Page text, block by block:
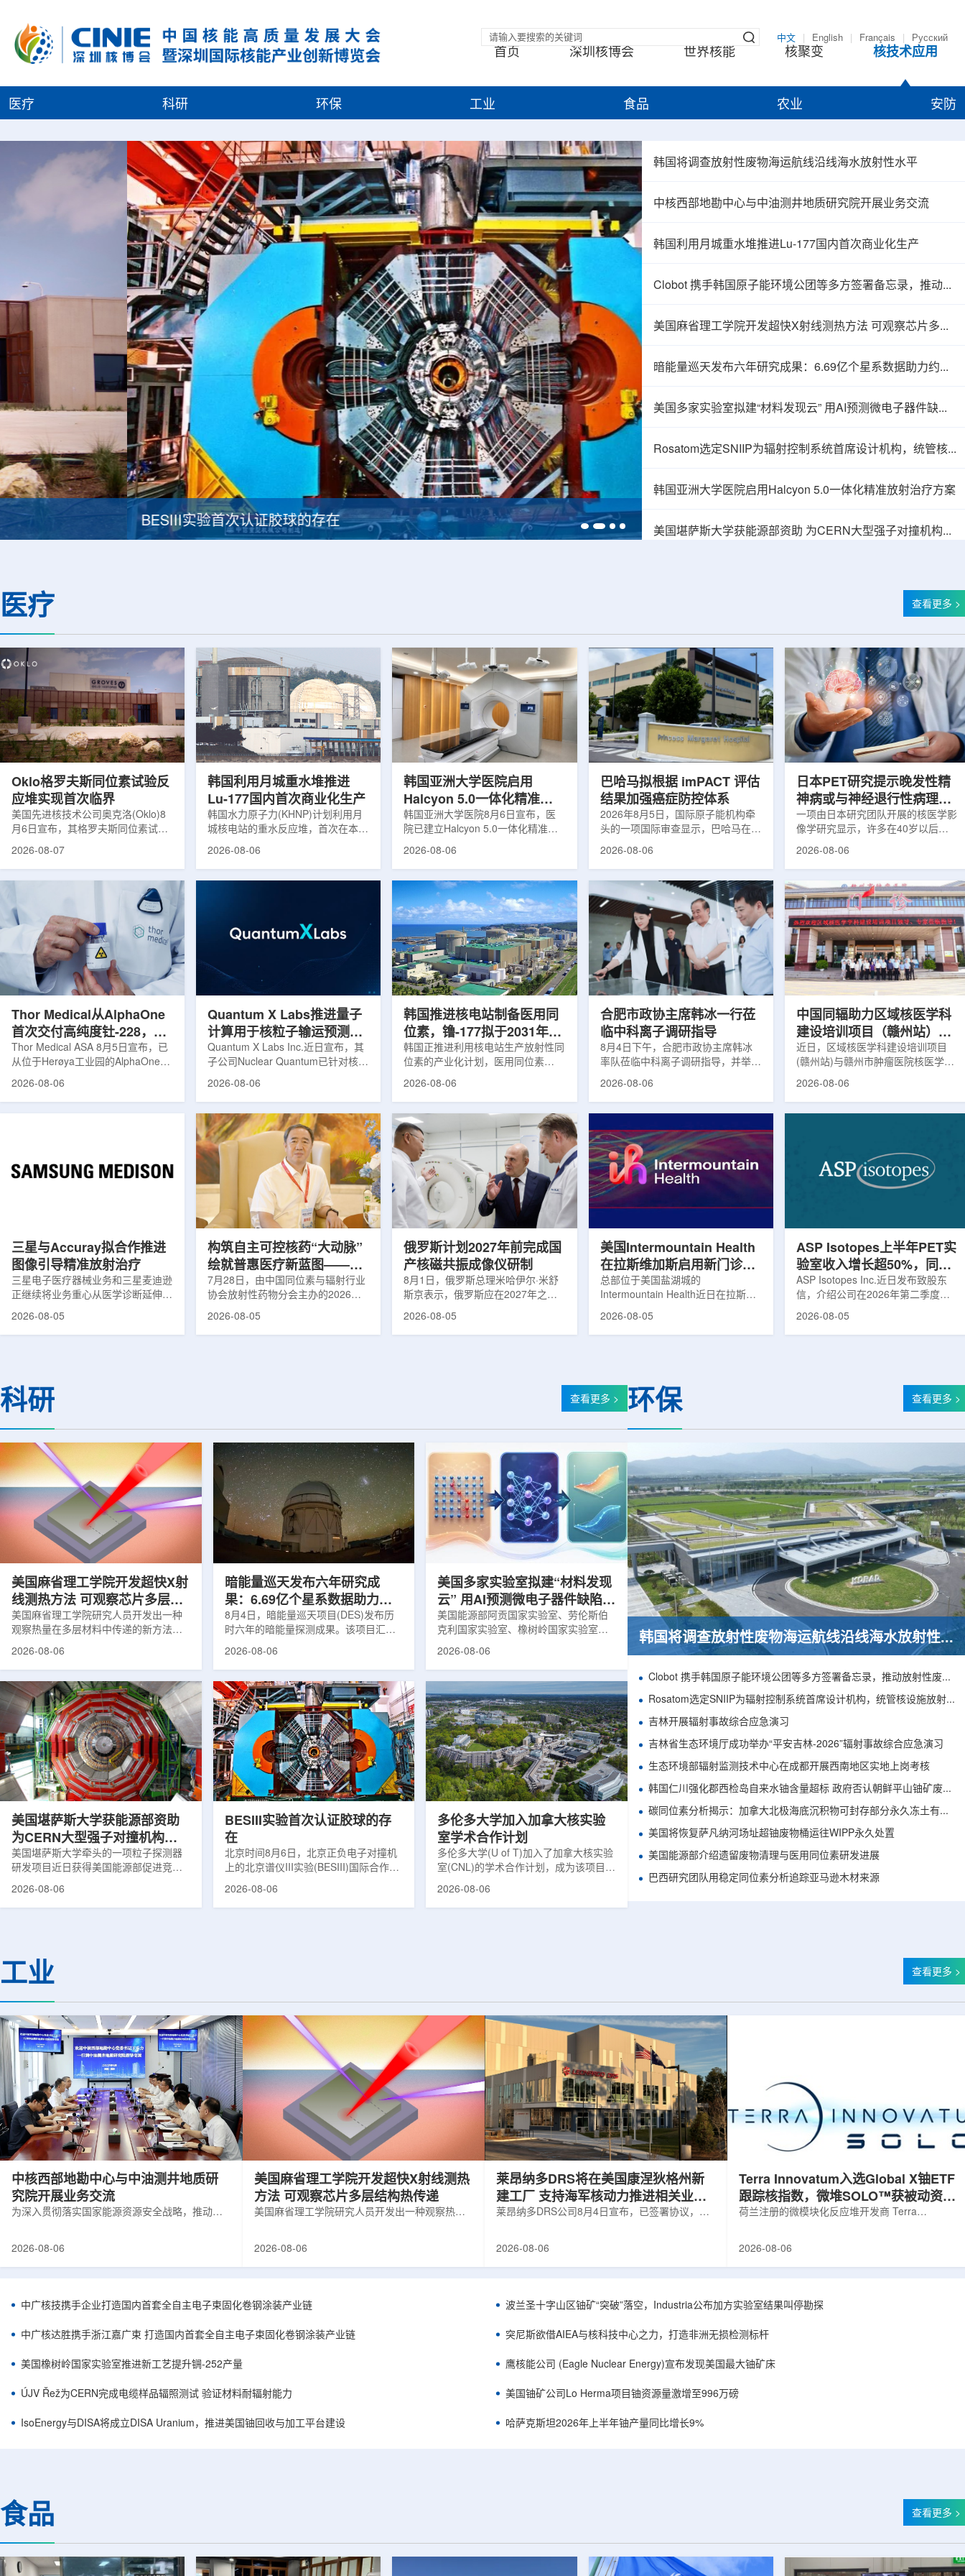
中文 English Français Русский
首页 深圳核博会 世界核能 核聚变 核技术应用
医疗 科研 环保 工业 食品 农业 安防
BESIII实验首次认证胶球的存在 Thor Medical从AlphaOne首次交付高纯度钍-
韩国将调查放射性废物海运航线沿线海水放射性水平
中核西部地勘中心与中油测井地质研究院开展业务交流
韩国利用月城重水堆推进Lu-177国内首次商业化生产
Clobot 携手韩国原子能环境公团等多方签署备忘录，推动放射性废物安全管理多机型机器人示范
美国麻省理工学院开发超快X射线测热方法 可观察芯片多层结构热传递
暗能量巡天发布六年研究成果：6.69亿个星系数据助力约束宇宙加速膨胀
美国多家实验室拟建“材料发现云” 用AI预测微电子器件缺陷影响
Rosatom选定SNIIP为辐射控制系统首席设计机构，统管核设施放射仪表标准化与进口替代保障
韩国亚洲大学医院启用Halcyon 5.0一体化精准放射治疗方案
美国堪萨斯大学获能源部资助 为CERN大型强子对撞机构建新一代探测器
医疗 查看更多 >
Oklo格罗夫斯同位素试验反
应堆实现首次临界
美国先进核技术公司奥克洛(Oklo)8
月6日宣布，其格罗夫斯同位素试验
反应堆已在低功率状态下实现可控自
格罗夫斯同位素试验反应堆设施(图
片：格罗夫斯)格罗夫斯低功率试验
反应堆位于美国得克萨斯州洛克哈
特，是美国能源部反应堆试点计划下
首个在私人土地上实现临界的反应
堆。根据奥克洛介绍，该设施从未开
发土地起步建设，完成了土建开挖、
工程建设、组件制造或采购、燃料配
2026-08-07
韩国利用月城重水堆推进
Lu-177国内首次商业化生产
韩国水力原子力(KHNP)计划利用月
城核电站的重水反应堆，首次在本土
生产用于癌症治疗的放射性同位素
元化的供应链并缩短运输时间。此次
计划的首要目标是实现镥-177的商业
化生产，预计在2028年进行试生
产，并在2031年开始全面量产。之
后，韩国水力原子力还将扩大生产范
2026-08-06
韩国亚洲大学医院启用
Halcyon 5.0一体化精准放
射治疗方案
韩国亚洲大学医院8月6日宣布，医
院已建立Halcyon 5.0一体化精准放
射治疗解决方案，并开始全面用于患
实时运动管理整合到同一治疗流程
中，用于提升图像引导放射治疗的精
准度和安全性。此次实施方案以
Halcyon系统软件5.0版本为基础，集
成高分辨率锥形束CT成像系统
HyperSight、六自由度患者定位台
Dynamic Couch，以及表面引导放
射治疗系统IDENTIFY。亚洲大学医
2026-08-06
巴哈马拟根据 imPACT 评估
结果加强癌症防控体系
2026年8月5日，国际原子能机构牵
头的一项国际审查显示，巴哈马在加
强癌症治疗服务方面具备进一步提升
治疗效果提出了路线图。巴哈马拿骚
玛格丽特公主医院(图片：Pelow
Media/Adobe Stock)这项 imPACT
评估由国际原子能机构、世界卫生组
织/泛美卫生组织和国际癌症研究机
构共同开展，应巴哈马卫生与健康部
请求进行，重点评估该国癌症防控能
力和实际需求。6月9日至11日，专
2026-08-06
日本PET研究提示晚发性精
神病或与神经退行性病理相
关
一项由日本研究团队开展的核医学影
像学研究显示，许多在40岁以后首
次出现幻觉、妄想等精神病性症状的
常沉积。研究纳入37名晚发性精神
病患者和47名年龄匹配的健康对照
者。研究人员采用淀粉样蛋白PET示
踪剂^11C-PiB，以及tau蛋白PET示
踪剂^18F-florzolotau，对受试者大
脑中的β-淀粉样蛋白和tau蛋白积累
情况进行评估。结果显示，晚发性精
2026-08-06
Thor Medical从AlphaOne
首次交付高纯度钍-228，商
业供货启动
Thor Medical ASA 8月5日宣布，已
从位于Herøya工业园的AlphaOne生
产设施完成首批高纯度钍-228(Th-
工业规模制造的开始，首批客户交付
表明公司已完成从产能建设到利用首
2026-08-06
Quantum X Labs推进量子
计算用于核粒子输运预测模
拟
Quantum X Labs Inc.近日宣布，其
子公司Nuclear Quantum已针对核工
业计算模拟中的一项瓶颈提出新方
算密集型场景。据介绍，传统粒子输
运模拟在核医学系统设计中具有重要
作用，但往往需要大量计算资源，并
伴随较长运行时间，影响研发和优化
效率。Nuclear Quantum此次提出的
技术，旨在把物理输运模型转化为量
子电路，使粒子传播和随机游走动力
学能够直接在量子计算框架中表示和
2026-08-06
韩国推进核电站制备医用同
位素，镥-177拟于2031年商
业化生产
韩国正推进利用核电站生产放射性同
位素的产业化计划，医用同位素
镥-177(Lu-177)被列为首个商业化目
产，后续还可能将产品范围扩大至
钴-60、氚-3和氦-3等同位素。Lu-
177是当前全球放射性药物市场中应
用较广的治疗性放射性同位素，可用
于前列腺癌、神经内分泌肿瘤等疾病
相关放射性药物。此前，韩国所需
Lu-177完全依赖进口。由于其半衰
期约为6.6天，从生产、运输到药物
2026-08-06
合肥市政协主席韩冰一行莅
临中科离子调研指导
8月4日下午，合肥市政协主席韩冰
率队莅临中科离子调研指导，并举行
座谈交流。市人大常委会副主任雍凤
中国科学院合肥物质科学研究院副院
长宋云涛，中科离子董事长刘璐，总
经理陈永华，副总经理丁开忠、李
俊、光若怀陪同。韩冰一行详细了解
中科离子产业布局、经营情况，重点
围绕核医疗及高端装备关键技术突
2026-08-06
中国同辐助力区域核医学科
建设培训项目（赣州站）与
赣州市肿瘤医院核医学诊疗
高质量建设项目同步启动
近日，区域核医学科建设培训项目
(赣州站)与赣州市肿瘤医院核医学诊
疗高质量建设项目在赣州市肿瘤医院
任杨传盛主持。赣州市卫生健康委员
会副主任傅伟、中华医学会核医学分
会主任委员汪静、赣州市肿瘤医院党
2026-08-06
三星与Accuray拟合作推进
图像引导精准放射治疗
三星电子医疗器械业务和三星麦迪逊
正继续将业务重心从医学诊断延伸至
治疗领域。8月5日，三星HME美国
CT扫描仪BodyTom与Accuray机器
人放射外科平台CyberKnife相结合。
连接起来，使医务人员能够更准确地
确...
2026-08-05
构筑自主可控核药“大动脉”
绘就普惠医疗新蓝图——专
访中国同辐总工程师、中核
集团首席科学家刘蕴韬
7月28日，由中国同位素与辐射行业
协会放射性药物分会主办的2026年
放射性药物创新发展大会在山西省太
持续缩小城乡核医疗资源差距。同
时，以...
2026-08-05
俄罗斯计划2027年前完成国
产核磁共振成像仪研制
8月1日，俄罗斯总理米哈伊尔·米舒
斯京表示，俄罗斯应在2027年之前
完成国产核磁共振成像仪的研制工
家原子能公司推进，并称该设备预计
核磁共振成像仪。该设备若按计划
2026-08-05
美国Intermountain Health
在拉斯维加斯启用新门诊诊
所，配置PET/CT和直线加
速器
总部位于美国盐湖城的
Intermountain Health近日在拉斯维
加斯西南部启用一座新的门诊诊所。
开放日活动后正式开放。该诊所整合
了此前分布在拉斯维加斯谷多个地点
疗服务。根据介绍，诊所服务范围包
括成人及...
2026-08-05
ASP Isotopes上半年PET实
验室收入增长超50%，同位
素浓缩设施推进商业生产
ASP Isotopes Inc.近日发布致股东
信，介绍公司在2026年第二季度财
务业绩公布前各业务板块的运营进
相关业务通常与放射性药物制备、分
子影像和核医学诊断应用密切相关。
入商业生产前的最后阶段，预计将在
2026年下半年交...
2026-08-05
科研 查看更多 >
美国麻省理工学院开发超快X射
线测热方法 可观察芯片多层结
构热传递
美国麻省理工学院研究人员开发出一种
观察热量在多层材料中传递的新方法，
于《自然通讯》。随着计算机芯片尺寸
不断缩小、功率密度持续提高，器件过
热正成为限制性能提升的重要因素。传
统热流测量方法在面对真实电子器件的
多层结构时存在局限，例如常用的时域
热反射法难以区分不同材料层中的热传
输情况，红外成像等方法也难以在微小
尺度上捕捉快速变化。为解决这一问
题...
2026-08-06
暗能量巡天发布六年研究成
果：6.69亿个星系数据助力约
束宇宙加速膨胀
8月4日，暗能量巡天项目(DES)发布历
时六年的暗能量探测成果。该项目汇总
6.69亿个星系、数千个星系团以及3000
多颗超新星的信息，用于研究宇宙加速
膨胀和宇宙结构演化。为了实现DES，
费米实验室制造了一台极其灵敏的5.7亿
像素数字相机DECam，并将其安装在位
于智利安第斯山脉的美国国家科学基金
会托洛洛山美洲际天文台的布兰科4米望
远镜上。(图片由Reidar Hahn/费米国家
加速...
2026-08-06
美国多家实验室拟建“材料发现
云” 用AI预测微电子器件缺陷影
响
美国能源部阿贡国家实验室、劳伦斯伯
克利国家实验室、橡树岭国家实验室和
智能框架，预测微小缺陷如何影响微电
子器件的性能和寿命。材料发现云可视
化图，这是一个基于物理学原理的人工
智能框架，它整合了实验数据、模拟和
高性能计算，用于预测微小缺陷如何影
响微电子器件的性能和寿命。(图片由
ChatGPT 提供。)微电子器件广泛用于
智能手机、笔记本电脑、安全通信和人
工...
2026-08-06
美国堪萨斯大学获能源部资助
为CERN大型强子对撞机构建
新一代探测器
美国堪萨斯大学牵头的一项粒子探测器
研发项目近日获得美国能源部促进竞争
性研究的既定计划(DOE EPSCoR)资
萨斯大学物理与天文系教授迈克尔·默里
和堪萨斯大学杰出教授克里斯托夫·罗永
2026-08-06
BESIII实验首次认证胶球的存
在
北京时间8月6日，北京正负电子对撞机
上的北京谱仪III实验(BESIII)国际合作组
在巴西举行的国际高能物理大会(ICHEP
互...
2026-08-06
多伦多大学加入加拿大核实验
室学术合作计划
多伦多大学(U of T)加入了加拿大核实验
室(CNL)的学术合作计划，成为该项目中
的第十家参与机构。这项举措旨在加强
2026-08-06
环保 查看更多 >
韩国将调查放射性废物海运航线沿线海水放射性水平
Clobot 携手韩国原子能环境公团等多方签署备忘录，推动放射性废物安全管理多机型机器人示范
Rosatom选定SNIIP为辐射控制系统首席设计机构，统管核设施放射仪表标准化与进口替代保障
吉林开展辐射事故综合应急演习
吉林省生态环境厅成功举办“平安吉林-2026”辐射事故综合应急演习
生态环境部辐射监测技术中心在成都开展西南地区实地上岗考核
韩国仁川强化郡西检岛自来水铀含量超标 政府否认朝鲜平山铀矿废水影响
碳同位素分析揭示：加拿大北极海底沉积物可封存部分永久冻土有机碳
美国将恢复萨凡纳河场址超铀废物桶运往WIPP永久处置
美国能源部介绍遗留废物清理与医用同位素研发进展
巴西研究团队用稳定同位素分析追踪亚马逊木材来源
工业 查看更多 >
中核西部地勘中心与中油测井地质研
究院开展业务交流
为深入贯彻落实国家能源资源安全战略，推动油
地质研究院，开展专项技术交流研讨。会上，中
内油气测井成套装备、井下探测、岩石物理实
验、智能测井解释、深井探测及多源地质数据解
析等成熟技术体系，并结合实战案例分享了含油
气盆地铀矿勘查经验。王乐力介绍了西部中...
2026-08-06
美国麻省理工学院开发超快X射线测热
方法 可观察芯片多层结构热传递
美国麻省理工学院研究人员开发出一种观察热量
寸不断缩小、功率密度持续提高，器件过热正成
在面对真实电子器件的多层结构时存在局限，例
如常用的时域热反射法难以区分不同材料层中的
热传输情况，红外成像等方法也难以在微小尺度
上捕捉快速变化。为解决这一问题...
2026-08-06
莱昂纳多DRS将在美国康涅狄格州新
建工厂 支持海军核动力推进相关业务
增长
莱昂纳多DRS公司8月4日宣布，已签署协议，将
并为公司在核能领域的后续增长提供空间和基础
尔德帕克里奇路120号，占地约14.1087万平方英
尺。工厂建成后，将整合目前分布在康涅狄格州
丹伯里和贝瑟尔三个地点的业务。该设施预计于
2027年初投入使用，若最终设计和租户装修工...
2026-08-06
Terra Innovatum入选Global X铀ETF
跟踪核指数，微堆SOLO™获被动资金
曝光
荷兰注册的微模块化反应堆开发商 Terra
Arca: URA，资管超50亿美元)的跟踪基准，本次
CEO Alessandro Petruzzi 称，这使被动/主题投
资者可通过指数直接触达其 SOLO™ 微堆故事，
与 Cameco、Kazatomprom、Centrus、Oklo、
NuScale、X-energy、三菱重...
2026-08-06
中广核技携手企业打造国内首套全自主电子束固化卷钢涂装产业链
中广核达胜携手浙江嘉广束 打造国内首套全自主电子束固化卷钢涂装产业链
美国橡树岭国家实验室推进新工艺提升锎-252产量
ÚJV Řež为CERN完成电缆样品辐照测试 验证材料耐辐射能力
IsoEnergy与DISA将成立DISA Uranium，推进美国铀回收与加工平台建设
波兰圣十字山区铀矿“突破”落空，Industria公布加方实验室结果叫停勘探
突尼斯欲借AIEA与核科技中心之力，打造非洲无损检测标杆
鹰核能公司 (Eagle Nuclear Energy)宣布发现美国最大铀矿床
美国铀矿公司Lo Herma项目铀资源量激增至996万磅
哈萨克斯坦2026年上半年铀产量同比增长9%
食品 查看更多 >